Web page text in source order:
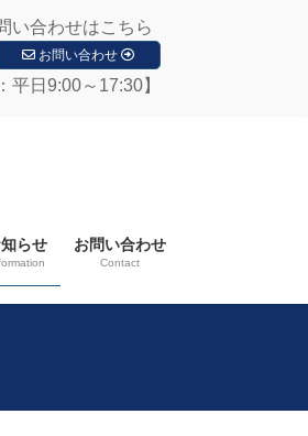
い合わせはこちら
お問い合わせ
平日9:00～17:30】
らせ お問い合わせ
Contact